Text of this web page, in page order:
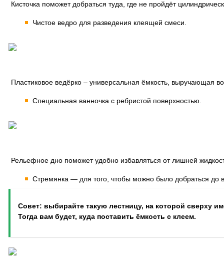
Кисточка поможет добраться туда, где не пройдёт
Чистое ведро для разведения клеящей смеси.
Пластиковое ведёрко – универсальная ёмкость, выручающая
Специальная ванночка с ребристой поверхностью.
Рельефное дно поможет удобно избавляться от лишней
Стремянка — для того, чтобы можно было добраться до
Совет: выбирайте такую лестницу, на которой сверху
Тогда вам будет, куда поставить ёмкость с клеем.